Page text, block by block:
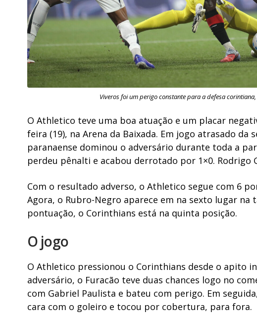
Viveros foi um perigo constante para a defesa
O Athletico teve uma boa atuação e um placar
feira (19), na Arena da Baixada. Em jogo atrasado
paranaense dominou o adversário durante toda a
perdeu pênalti e acabou derrotado por 1×0. Rodrigo
Com o resultado adverso, o Athletico segue com 6
Agora, o Rubro-Negro aparece em na sexto lugar na
pontuação, o Corinthians está na quinta posição.
O jogo
O Athletico pressionou o Corinthians desde o apito
adversário, o Furacão teve duas chances logo no
com Gabriel Paulista e bateu com perigo. Em
cara com o goleiro e tocou por cobertura, para fora.